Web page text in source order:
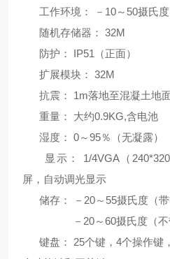
工作环境：
－ 10～ 50摄氏度
随机存储器： 32M
防护：
IP51
（正面）
扩展模块： 32M
抗震：
1m落地至混凝土地
重量：
大约0.9KG,含电池
湿度： 0～95％（无凝露）
显示：
1/4VGA（240*320
屏，自动调光显示
储存：
－ 20～ 55摄氏度（带
－ 20～60摄氏度（不
键盘：
25个键， 4个操作键，